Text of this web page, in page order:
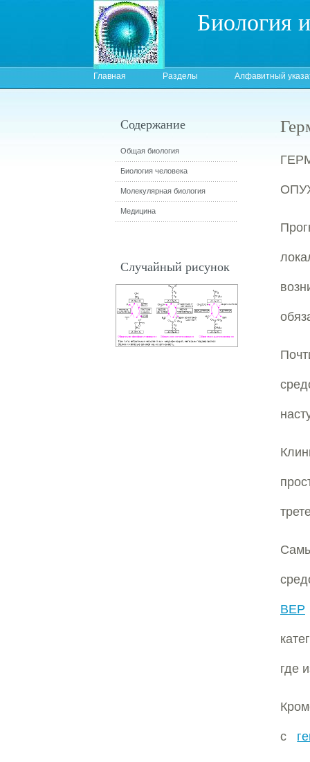
Биология
Главная Разделы Алфавитный
ВЕР
где
с
Содержание
Общая биология
Биология человека
Молекулярная биология
Медицина
Случайный рисунок